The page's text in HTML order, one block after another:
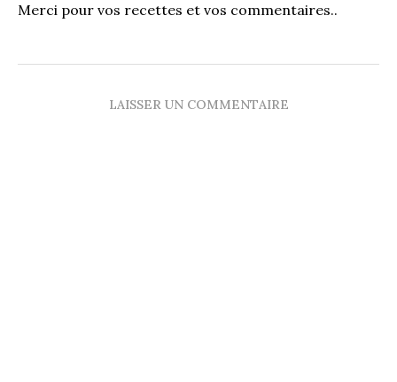
Merci pour vos recettes et vos commentaires..
LAISSER UN COMMENTAIRE